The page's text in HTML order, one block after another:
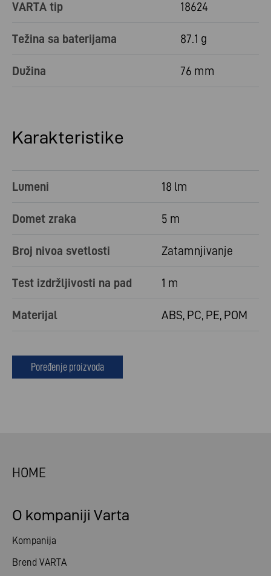
VARTA tip 18624
Težina sa baterijama 87.1 g
Dužina 76 mm
Karakteristike
Lumeni 18 lm
Domet zraka 5 m
Broj nivoa svetlosti Zatamnjivanje
Test izdržljivosti na pad 1 m
Materijal ABS, PC, PE, POM
Poređenje proizvoda
HOME
O kompaniji Varta
Kompanija
Brend VARTA